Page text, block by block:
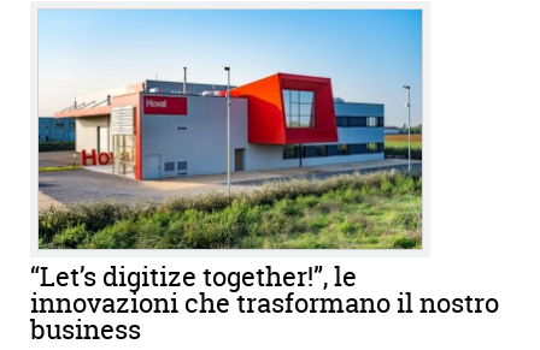
“Let’s digitize together!”, le
innovazioni che trasformano il nostro
business